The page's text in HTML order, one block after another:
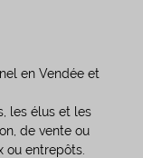
en Vendée et
les élus et les
de vente ou
ou entrepôts.